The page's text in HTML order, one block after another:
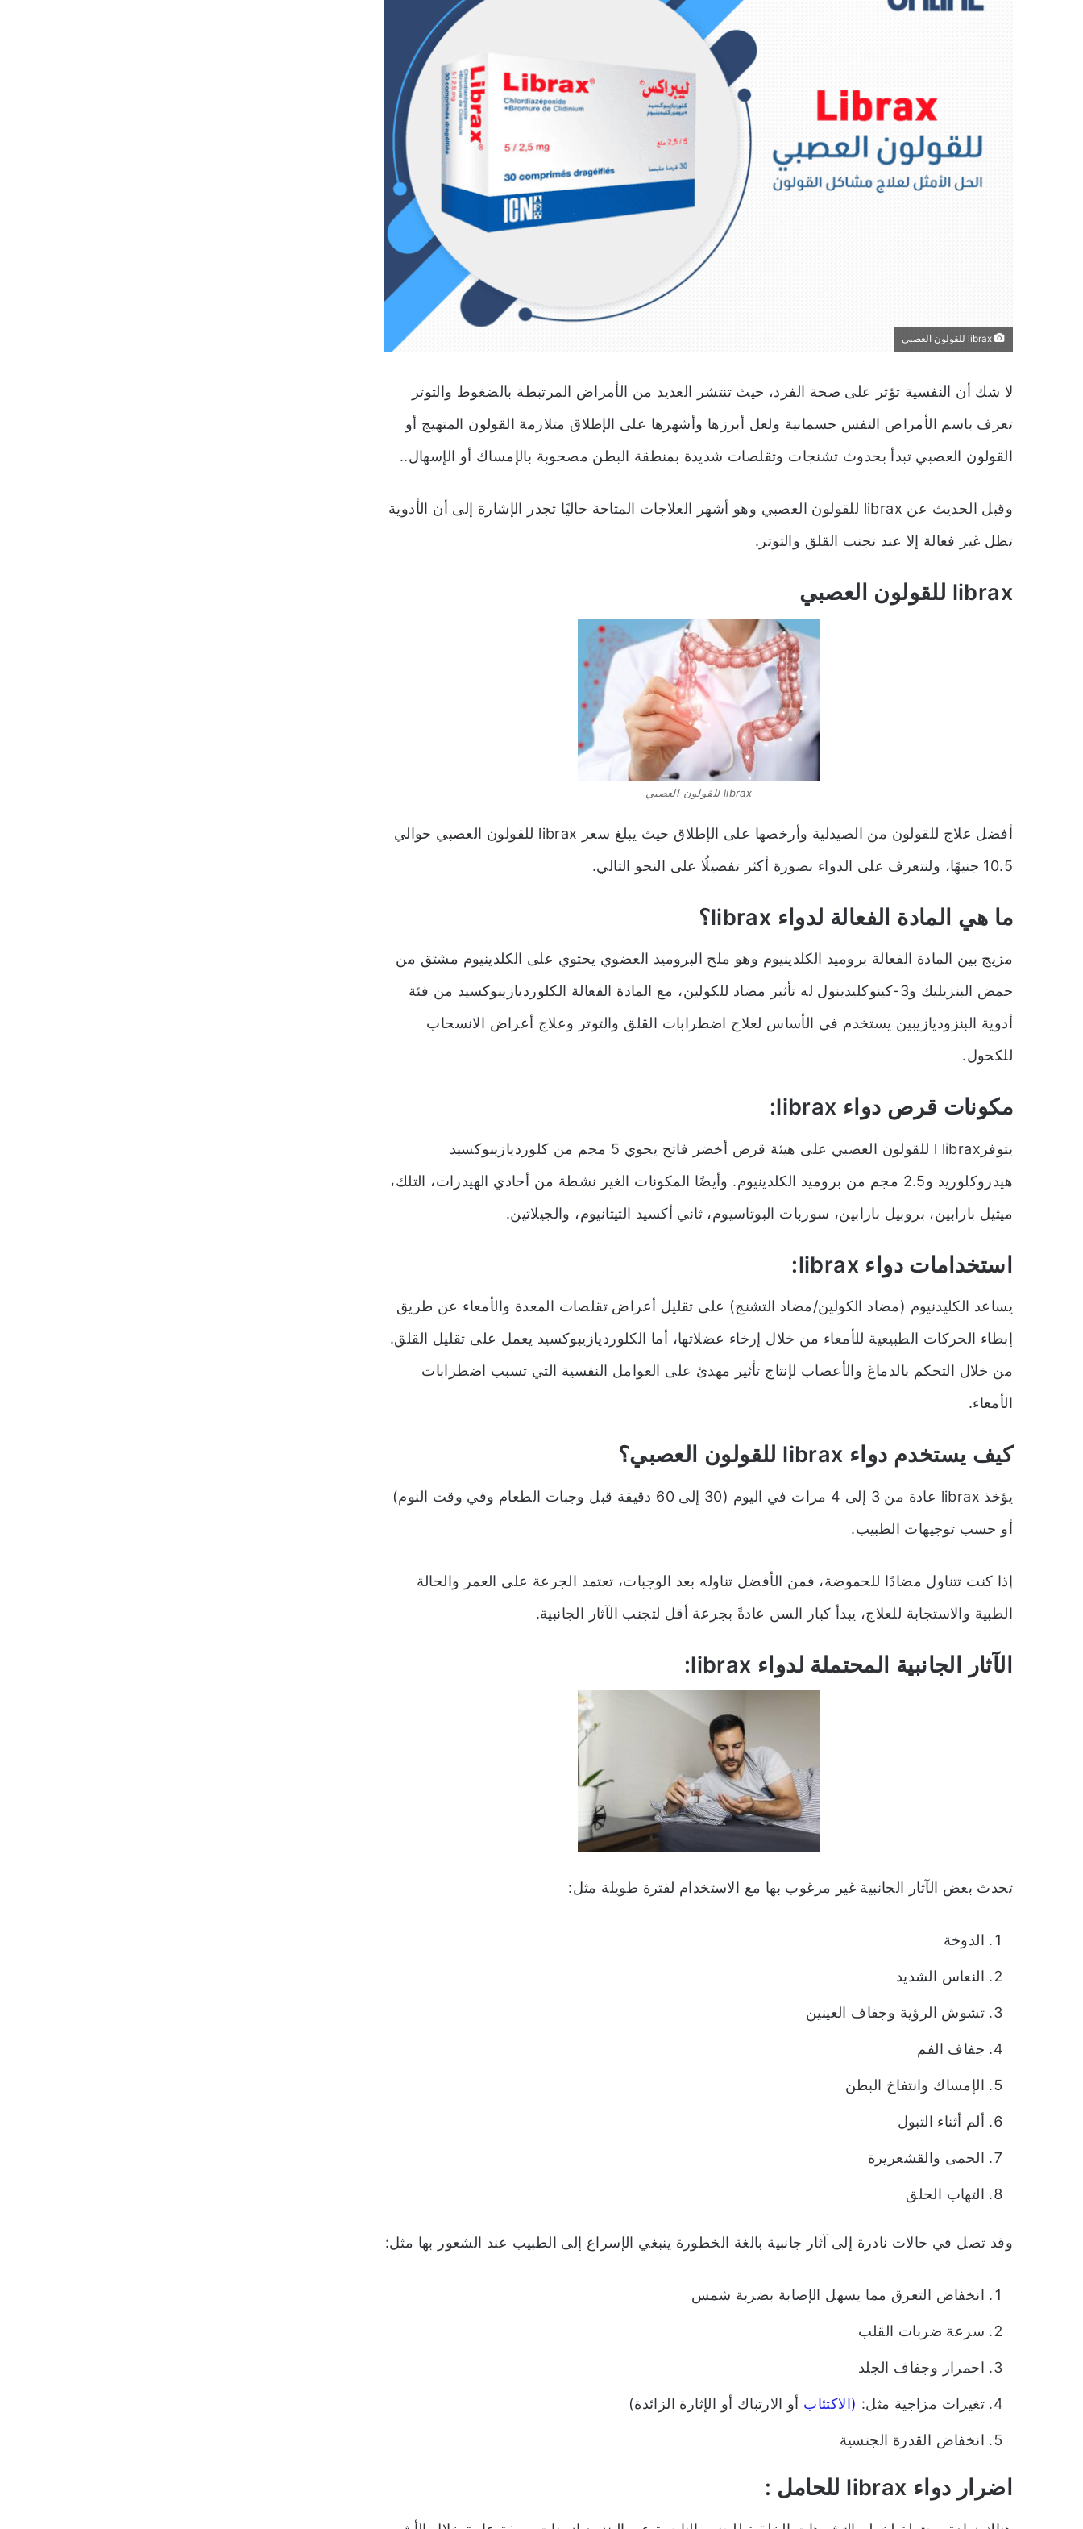
لا شك أن النفسية تؤثر على صحة الفرد، حيث تنتشر العديد من الأمراض المرتبطة بالضغوط والتوتر
تعرف باسم الأمراض النفس جسمانية ولعل أبرزها وأشهرها على الإطلاق متلازمة القولون المتهيج أو
القولون العصبي تبدأ بحدوث تشنجات وتقلصات شديدة بمنطقة البطن مصحوبة بالإمساك أو الإسهال..
وقبل الحديث عن librax للقولون العصبي وهو أشهر العلاجات المتاحة حاليًا تجدر الإشارة إلى أن الأدوية
تظل غير فعالة إلا عند تجنب القلق والتوتر.
librax للقولون العصبي
librax للقولون العصبي
أفضل علاج للقولون من الصيدلية وأرخصها على الإطلاق حيث يبلغ سعر
librax للقولون العصبي حوالي
10.5 جنيهًا، ولنتعرف على الدواء بصورة أكثر تفصيلُا على النحو التالي.
ما هي المادة الفعالة لدواء librax؟
مزيج بين المادة الفعالة بروميد الكلدينيوم وهو ملح البروميد العضوي يحتوي على الكلدينيوم مشتق من
حمض البنزيليك و3-كينوكليدينول له تأثير مضاد للكولين، مع المادة الفعالة الكلورديازيبوكسيد من فئة
أدوية البنزوديازيبين يستخدم في الأساس لعلاج اضطرابات القلق والتوتر وعلاج أعراض الانسحاب
للكحول.
مكونات قرص دواء librax:
يتوفرl librax للقولون العصبي
على هيئة قرص أخضر فاتح يحوي 5 مجم من كلورديازيبوكسيد
هيدروكلوريد و2.5 مجم من بروميد الكلدينيوم. وأيضًا المكونات الغير نشطة من أحادي الهيدرات، التلك،
ميثيل بارابين، بروبيل بارابين، سوربات البوتاسيوم، ثاني أكسيد التيتانيوم، والجيلاتين.
استخدامات دواء librax:
يساعد الكليدنيوم (مضاد الكولين/مضاد التشنج) على تقليل أعراض تقلصات المعدة والأمعاء عن طريق
إبطاء الحركات الطبيعية للأمعاء من خلال إرخاء عضلاتها، أما الكلورديازيبوكسيد يعمل على تقليل القلق.
من خلال التحكم بالدماغ والأعصاب لإنتاج تأثير مهدئ على العوامل النفسية التي تسبب اضطرابات
الأمعاء.
كيف يستخدم دواء librax للقولون العصبي؟
يؤخذ librax عادة من 3 إلى 4 مرات في اليوم (30 إلى 60 دقيقة قبل وجبات الطعام وفي وقت النوم)
أو حسب توجيهات الطبيب.
إذا كنت تتناول مضادًا للحموضة، فمن الأفضل تناوله بعد الوجبات، تعتمد الجرعة على العمر والحالة
الطبية والاستجابة للعلاج، يبدأ كبار السن عادةً بجرعة أقل لتجنب الآثار الجانبية.
الآثار الجانبية المحتملة لدواء librax:
تحدث بعض الآثار الجانبية غير مرغوب بها مع الاستخدام لفترة طويلة مثل:
الدوخة
النعاس الشديد
تشوش الرؤية وجفاف العينين
جفاف الفم
الإمساك وانتفاخ البطن
ألم أثناء التبول
الحمى والقشعريرة
التهاب الحلق
وقد تصل في حالات نادرة إلى آثار جانبية بالغة الخطورة ينبغي الإسراع إلى الطبيب عند الشعور بها مثل:
انخفاض التعرق مما يسهل الإصابة بضربة شمس
سرعة ضربات القلب
احمرار وجفاف الجلد
تغيرات مزاجية مثل: (الاكتئاب أو الارتباك أو الإثارة الزائدة)
انخفاض القدرة الجنسية
اضرار دواء librax للحامل :